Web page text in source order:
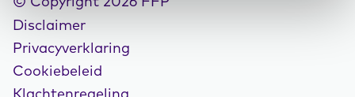
Disclaimer
Privacyverklaring
Cookiebeleid